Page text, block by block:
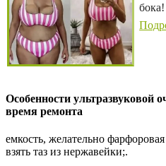
Особенности ультразвуковой
время ремонта
емкость, желательно
взять таз из нержавейки;.